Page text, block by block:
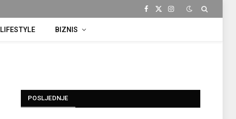
Facebook
X
Instagram
LIFESTYLE BIZNIS
POSLJEDNJE